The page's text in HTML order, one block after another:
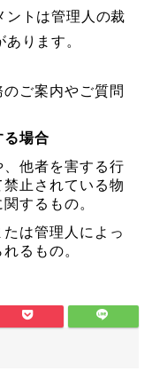
ントは管理人の裁
ります。
ご案内やご質問
る場合
他者を害する行
止されている物
するもの。
は管理人によっ
るもの。